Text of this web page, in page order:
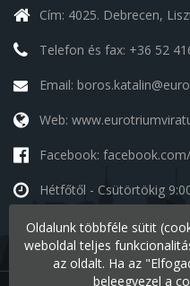
Cím: 4025. Debrecen,
Telefon és fax: +36 52
Email:
Web:
Facebook:
Hétfőtől - Csütörtökig
Szombat - Vasárnap
Oldalunk többféle sütit
weboldal teljes
az oldalt. Ha az
beleegyezel a